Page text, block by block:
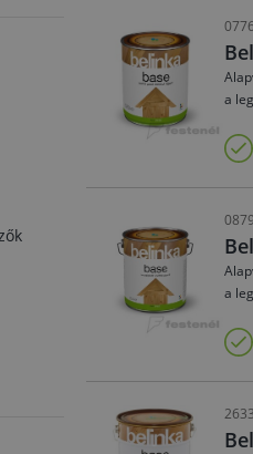
a
a